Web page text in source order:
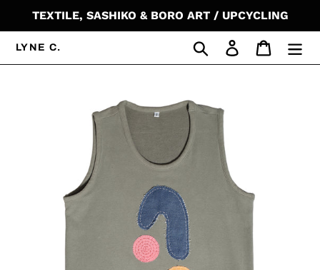
TEXTILE, SASHIKO & BORO ART / UPCYCLING
LYNE C. RechercherSe connecter
Panier